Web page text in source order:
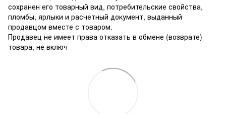
сохранен его товарный вид, потребительские свойства,
пломбы, ярлыки и расчетный документ, выданный
продавцом вместе с товаром.
Продавец не имеет права отказать в обмене (возврате)
товара, не включ